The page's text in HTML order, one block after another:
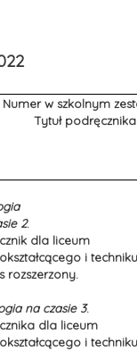
Numer w szkolnym
Tytuł podręcznika
2.
dla liceum
i
rozszerzony.
na czasie 3.
dla liceum
i